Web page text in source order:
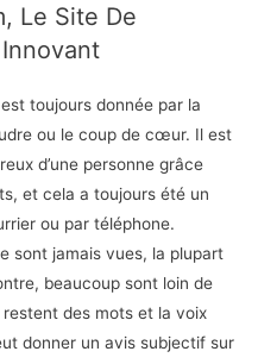
Le Site De
toujours donnée par la
ou le coup de cœur. Il est
d’une personne grâce
et cela a toujours été un
ou par téléphone.
sont jamais vues, la plupart
beaucoup sont loin de
des mots et la voix
donner un avis subjectif sur